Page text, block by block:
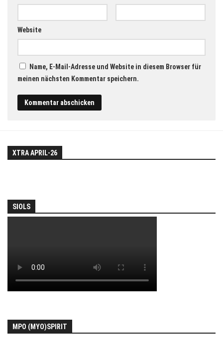
Website
Name, E-Mail-Adresse und Website in diesem Browser für
meinen nächsten Kommentar speichern.
XTRA APRIL-26
SIOLS
MPO (MYO)SPIRIT